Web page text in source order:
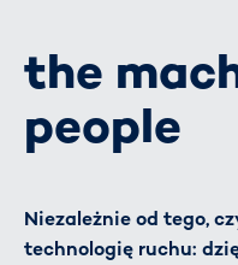
the
people
Niezależnie od tego,
technologię ruchu: